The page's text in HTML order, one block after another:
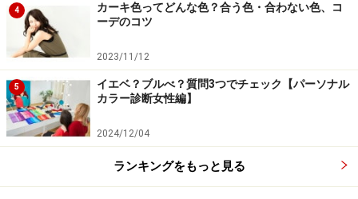
サマータイプの男性におすすめしたい、ビジネススタイルの
配色例
サマータイプは、ビジネススーツの定番色ネイビーやグ
レーは得意です。ドレスコードに制約がなければ、ブラ
ウンやベージュをワードローブに加えてもよいでしょ
う。Vゾーンはコントラストをつけすぎず、穏やかなグ
ラデーションを意識するとよいでしょう。爽やかなで涼
しげな色を選び、上品なスタイリングを心がけるとよい
4
カーキ色ってどんな色？合う色・合わない色、コ
ーデのコツ
2023/11/12
5
イエベ？ブルべ？質問3つでチェック【パーソナル
カラー診断女性編】
2024/12/04
ランキングをもっと見る